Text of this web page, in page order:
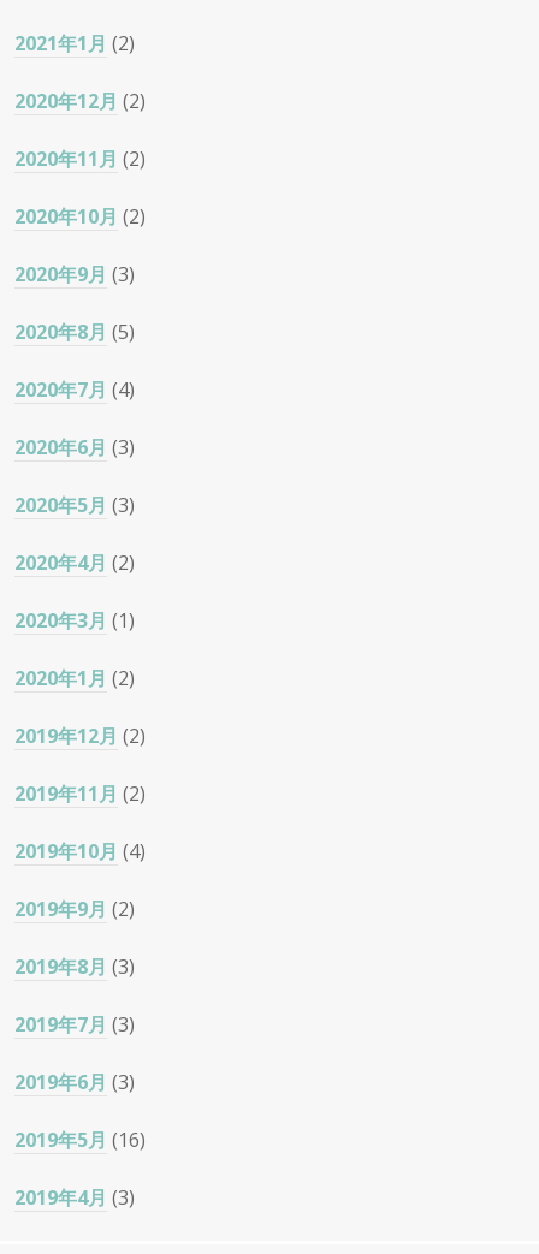
2021年1月 (2)
2020年12月 (2)
2020年11月 (2)
2020年10月 (2)
2020年9月 (3)
2020年8月 (5)
2020年7月 (4)
2020年6月 (3)
2020年5月 (3)
2020年4月 (2)
2020年3月 (1)
2020年1月 (2)
2019年12月 (2)
2019年11月 (2)
2019年10月 (4)
2019年9月 (2)
2019年8月 (3)
2019年7月 (3)
2019年6月 (3)
2019年5月 (16)
2019年4月 (3)